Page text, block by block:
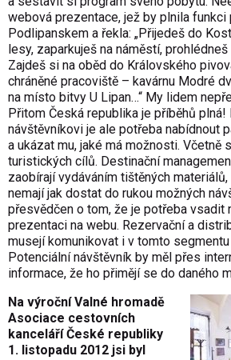
webová prezentace, jež by plnila funkci
Podlipanskem a řekla: „Přijedeš do
lesy, zaparkuješ na náměstí,
Zajdeš si na oběd do Královského
chráněné pracoviště – kavárnu Modré
na místo bitvy U Lipan…“ My lidem
Přitom Česká republika je příběhů plná!
návštěvníkovi je ale potřeba nabídnout
a ukázat mu, jaké má možnosti. Včetně
turistických cílů. Destinační
zaobírají vydáváním tištěných
nemají jak dostat do rukou možných
přesvědčen o tom, že je potřeba vsadit
prezentaci na webu. Rezervační a
musejí komunikovat i v tomto
Potenciální návštěvník by měl přes
informace, že ho přimějí se do daného
Na výroční Valné hromadě
Asociace cestovních
kanceláří České republiky
1. listopadu 2012 jsi byl